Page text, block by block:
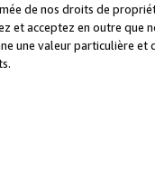
de nos droits de
et acceptez en outre que
une valeur particulière